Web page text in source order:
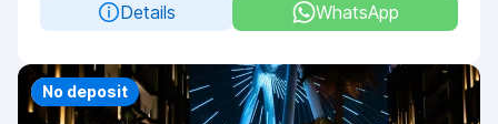
Details
WhatsApp
Priority
No deposit